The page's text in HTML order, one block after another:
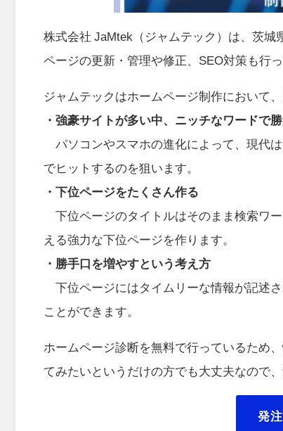
株式会社 JaMtek（ジャムテック）は、茨
ページの更新・管理や修正、SEO対策も行っ
ジャムテックはホームページ制作において
・強豪サイトが多い中、ニッチなワードで
パソコンやスマホの進化によって、現代
でヒットするのを狙います。
・下位ページをたくさん作る
下位ページのタイトルはそのまま検索ワ
える強力な下位ページを作ります。
・勝手口を増やすという考え方
下位ページにはタイムリーな情報が記述
ことができます。
ホームページ診断を無料で行っているため
てみたいというだけの方でも大丈夫なので
発